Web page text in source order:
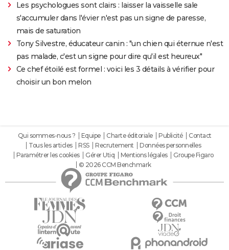
Les psychologues sont clairs : laisser la vaisselle sale
s'accumuler dans l'évier n'est pas un signe de paresse,
mais de saturation
Tony Silvestre, éducateur canin : "un chien qui éternue n'est
pas malade, c'est un signe pour dire qu'il est heureux"
Ce chef étoilé est formel : voici les 3 détails à vérifier pour
choisir un bon melon
Qui sommes-nous ? Equipe Charte éditoriale Publicité
Contact
Tous les articles
RSS Recrutement
Données personnelles
Paramétrer les cookies
Gérer Utiq Mentions légales
Groupe Figaro
© 2026 CCM Benchmark